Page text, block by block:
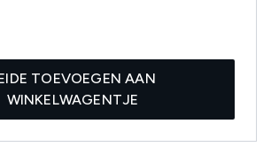
TOEVOEGEN AAN
WINKELWAGENTJE